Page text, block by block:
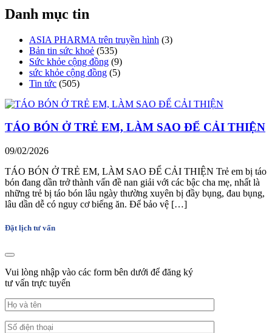
Danh mục tin
ASIA PHARMA trên truyền hình (3)
Bản tin sức khoẻ (535)
Sức khỏe cộng đồng (9)
sức khỏe cộng đồng (5)
Tin tức (505)
TÁO BÓN Ở TRẺ EM, LÀM SAO ĐỂ CẢI THIỆN
09/02/2026
TÁO BÓN Ở TRẺ EM, LÀM SAO ĐỂ CẢI THIỆN Trẻ em bị táo
bón đang dần trở thành vấn đề nan giải với các bậc cha mẹ, nhất là
những trẻ bị táo bón lâu ngày thường xuyên bị đầy bụng, đau bụng,
lâu dần dễ có nguy cơ biếng ăn. Để bảo vệ […]
Đặt lịch tư vấn
Vui lòng nhập vào các form bên dưới để đăng ký
tư vấn trực tuyến